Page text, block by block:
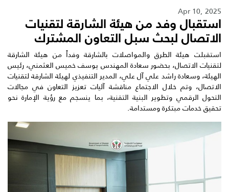
Apr 10, 2025
استقبال وفد من هيئة الشارقة لتقنيات
الاتصال لبحث سبل التعاون المشترك
استقبلت هيئة الطرق والمواصلات بالشارقة وفداً من هيئة الشارقة
لتقنيات الاتصال، بحضور سعادة المهندس يوسف خميس العثمني، رئيس
الهيئة، وسعادة راشد علي آل علي، المدير التنفيذي لهيئة الشارقة لتقنيات
الاتصال، وتم خلال الاجتماع مناقشة آليات تعزيز التعاون في مجالات
التحول الرقمي وتطوير البنية التقنية، بما ينسجم مع رؤية الإمارة نحو
تحقيق خدمات مبتكرة ومستدامة.